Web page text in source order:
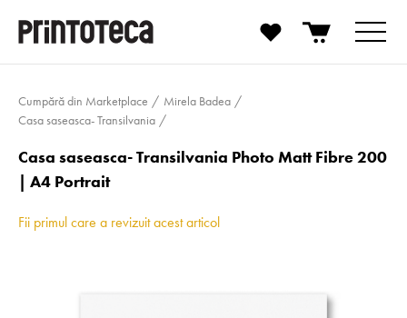
Cumpără din Marketplace
Mirela Badea
Casa saseasca- Transilvania
Casa saseasca- Transilvania Photo Matt Fibre 200
| A4 Portrait
Fii primul care a revizuit acest articol